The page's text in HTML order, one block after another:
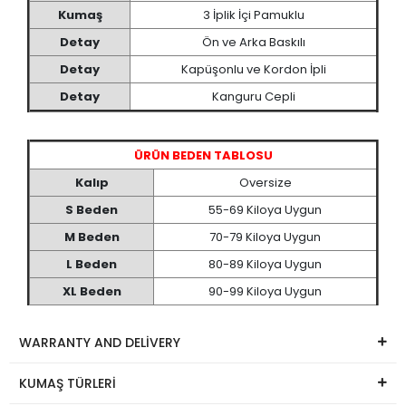
Kumaş
3 İplik İçi Pamuklu
Detay
Ön ve Arka Baskılı
Detay
Kapüşonlu ve Kordon İpli
Detay
Kanguru Cepli
ÜRÜN BEDEN TABLOSU
Kalıp
Oversize
S Beden
55-69 Kiloya Uygun
M Beden
70-79 Kiloya Uygun
L Beden
80-89 Kiloya Uygun
XL Beden
90-99 Kiloya Uygun
WARRANTY AND DELİVERY
KUMAŞ TÜRLERİ